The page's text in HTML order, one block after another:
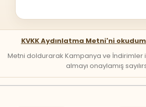
KVKK Aydınlatma Metni'ni
Metni doldurarak Kampanya ve İndirimler
almayı onaylamış